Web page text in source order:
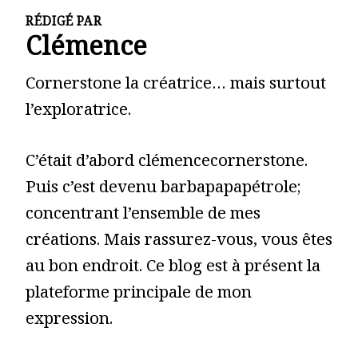
RÉDIGÉ PAR
Clémence
Cornerstone la créatrice… mais surtout
l’exploratrice.
C’était d’abord clémencecornerstone.
Puis c’est devenu barbapapapétrole;
concentrant l’ensemble de mes
créations. Mais rassurez-vous, vous êtes
au bon endroit. Ce blog est à présent la
plateforme principale de mon
expression.